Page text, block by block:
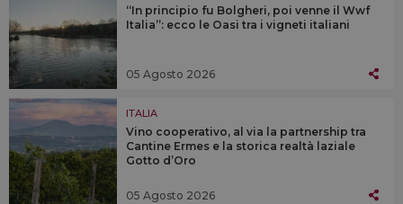
“In principio fu Bolgheri, poi venne il Wwf
Italia”: ecco le Oasi tra i vigneti italiani
05 Agosto 2026
ITALIA
Vino cooperativo, al via la partnership tra
Cantine Ermes e la storica realtà laziale
Gotto d’Oro
05 Agosto 2026